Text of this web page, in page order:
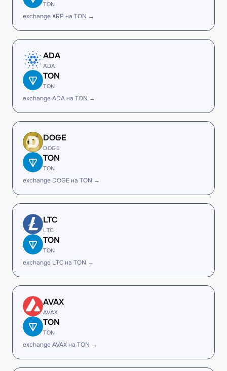
TON
exchange XRP на TON →
ADA
ADA
TON
TON
exchange ADA на TON →
DOGE
DOGE
TON
TON
exchange DOGE на TON →
LTC
LTC
TON
TON
exchange LTC на TON →
AVAX
AVAX
TON
TON
exchange AVAX на TON →